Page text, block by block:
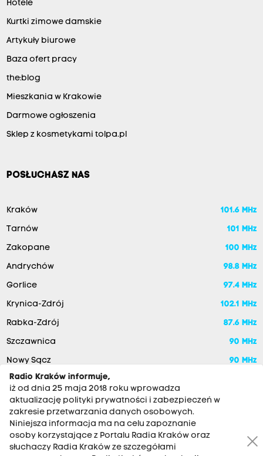
Hotele
Kurtki zimowe damskie
Artykuły biurowe
Baza ofert pracy
the:blog
Mieszkania w Krakowie
Darmowe ogłoszenia
Sklep z kosmetykami tolpa.pl
POSŁUCHASZ NAS
Kraków 101.6 MHz
Tarnów 101 MHz
Zakopane 100 MHz
Andrychów 98.8 MHz
Gorlice 97.4 MHz
Krynica-Zdrój 102.1 MHz
Rabka-Zdrój 87.6 MHz
Szczawnica 90 MHz
Nowy Sącz
90 MHz
Radio Kraków informuje,
iż od dnia 25 maja 2018 roku wprowadza
aktualizację polityki prywatności i zabezpieczeń w
zakresie przetwarzania danych osobowych.
Niniejsza informacja ma na celu zapoznanie
osoby korzystające z Portalu Radia Kraków oraz
słuchaczy Radia Kraków ze szczegółami